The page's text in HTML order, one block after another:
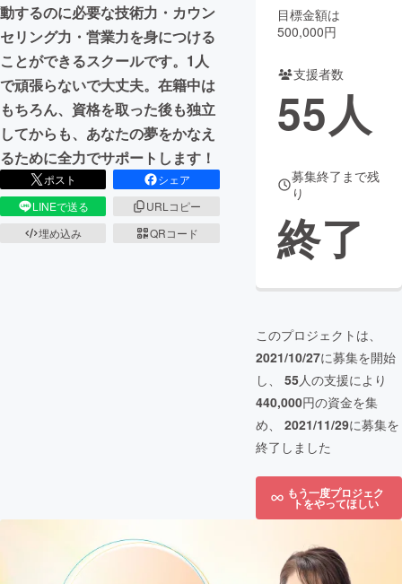
CAMPFIREふるさと納税machi-ya コミュニティ
動するのに必要な技術力・カウン
セリング力・営業力を身につける
ことができるスクールです。1人
で頑張らないで大丈夫。在籍中は
もちろん、資格を取った後も独立
してからも、あなたの夢をかなえ
るために全力でサポートします！
ポスト
シェア
LINEで送る
URLコピー
埋め込み
QRコード
目標金額は
500,000円
支援者数
55人
募集終了まで残
り
終了
このプロジェクトは、
2021/10/27に募集を開始
し、 55人の支援により
440,000円の資金を集
め、 2021/11/29に募集を
終了しました
もう一度プロジェク
トをやってほしい